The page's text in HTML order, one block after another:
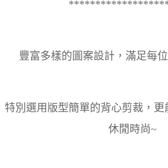
豐富多樣的圖案設計，滿足每
特別選用版型簡單的背心剪裁，
休閒時尚~